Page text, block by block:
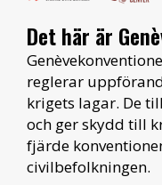
Det här är
reglerar
krigets lagar. De
och ger skydd till
fjärde
civilbefolkningen.